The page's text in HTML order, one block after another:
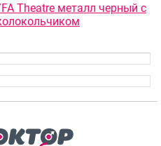
Theatre металл черный с